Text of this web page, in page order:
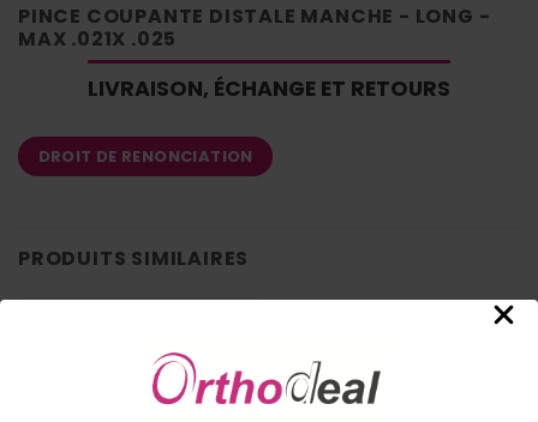
PINCE COUPANTE DISTALE MANCHE - LONG -
MAX .021X .025
LIVRAISON, ÉCHANGE ET RETOURS
DROIT DE RENONCIATION
PRODUITS SIMILAIRES